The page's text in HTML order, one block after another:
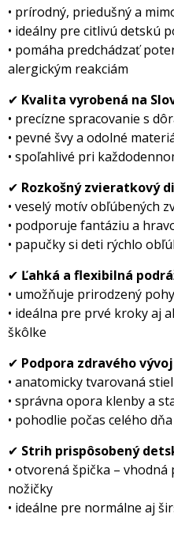
• prírodný, priedušný a
• ideálny pre citlivú detskú
• pomáha predchádzať
alergickým reakciám
✔ Kvalita vyrobená na
• precízne spracovanie s
• pevné švy a odolné
• spoľahlivé pri
✔ Rozkošný zvieratkový
• veselý motív obľúbených
• podporuje fantáziu a
• papučky si deti rýchlo
✔ Ľahká a flexibilná
• umožňuje prirodzený
• ideálna pre prvé kroky aj
kôlke
✔ Podpora zdravého
• anatomicky tvarovaná
• správna opora klenby a
• pohodlie počas celého
✔ Strih prispôsobený
• otvorená špička –
nožičky
• ideálne pre normálne aj